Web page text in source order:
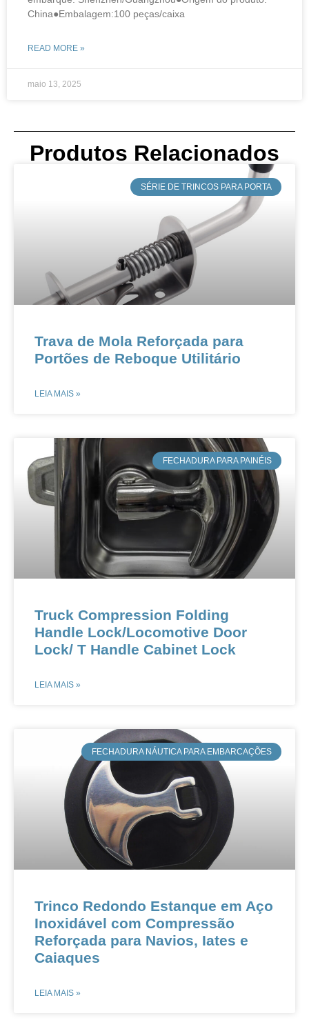
China●Embalagem:100 peças/caixa
READ MORE »
maio 13, 2025
Produtos Relacionados
​SÉRIE DE TRINCOS PARA PORTA
​​Trava de Mola Reforçada para
Portões de Reboque Utilitário​​
LEIA MAIS »
​FECHADURA PARA PAINÉIS
Truck Compression Folding
Handle Lock​/Locomotive Door
Lock​/ T Handle Cabinet Lock​
LEIA MAIS »
​FECHADURA NÁUTICA PARA EMBARCAÇÕES
Trinco Redondo Estanque em Aço
Inoxidável com Compressão
Reforçada para Navios, Iates e
Caiaques​
LEIA MAIS »